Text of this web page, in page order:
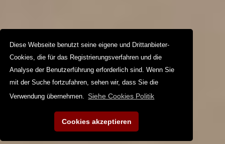
Diese Webseite benutzt seine eigene und Drittanbieter-
Cookies, die für das Registrierungsverfahren und die
Analyse der Benutzerführung erforderlich sind. Wenn Sie
mit der Suche fortzufahren, sehen wir, dass Sie die
Verwendung übernehmen. Siehe Cookies Politik
Cookies akzeptieren